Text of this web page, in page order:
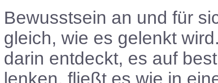
Bewusstsein an und für
gleich, wie es gelenkt
darin entdeckt, es auf
lenken, fließt es wie in